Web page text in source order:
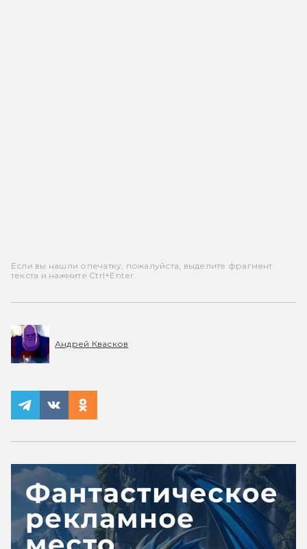
Если вы нашли опечатку, пожалуйста, выделите фрагмент
текста и нажмите Ctrl+Enter.
Андрей Квасков